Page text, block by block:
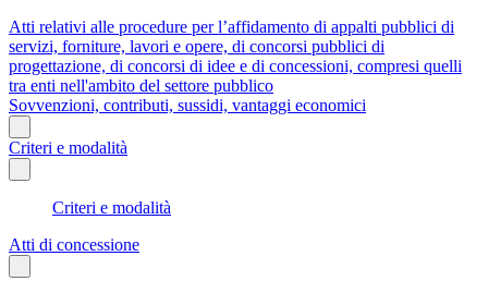
Atti relativi alle procedure per l’affidamento di appalti pubblici di
servizi, forniture, lavori e opere, di concorsi pubblici di
progettazione, di concorsi di idee e di concessioni, compresi quelli
tra enti nell'ambito del settore pubblico
Sovvenzioni, contributi, sussidi, vantaggi economici
Criteri e modalità
Criteri e modalità
Atti di concessione